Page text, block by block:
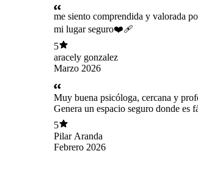
me siento comprendida y valorada
mi lugar seguro❤️‍🩹
5
aracely gonzalez
Marzo 2026
Muy buena psicóloga, cercana y
Genera un espacio seguro donde es
expresarse sin sentirse juzgada.
apoyo he podido entenderme mejor y
en mi proceso. La recomiendo mucho.
5
Pilar Aranda
Febrero 2026